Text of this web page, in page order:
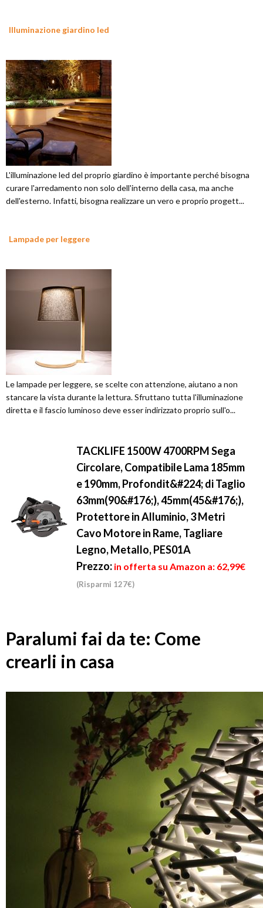
Illuminazione giardino led
L'illuminazione led del proprio giardino è importante perché bisogna
curare l'arredamento non solo dell'interno della casa, ma anche
dell'esterno. Infatti, bisogna realizzare un vero e proprio progett...
Lampade per leggere
Le lampade per leggere, se scelte con attenzione, aiutano a non
stancare la vista durante la lettura. Sfruttano tutta l'illuminazione
diretta e il fascio luminoso deve esser indirizzato proprio sull'o...
TACKLIFE 1500W 4700RPM Sega
Circolare, Compatibile Lama 185mm
e 190mm, Profondit&#224; di Taglio
63mm(90&#176;), 45mm(45&#176;),
Protettore in Alluminio, 3 Metri
Cavo Motore in Rame, Tagliare
Legno, Metallo, PES01A
Prezzo: in offerta su Amazon a: 62,99€
(Risparmi 127€)
Paralumi fai da te: Come
crearli in casa